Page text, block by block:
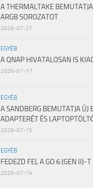
A THERMALTAKE
ARGB SOROZATOT
2026-07-27
EGYÉB
A QNAP HIVATALOSAN IS
2026-07-17
EGYÉB
A SANDBERG BEMUTATJA ÚJ
ADAPTERÉT ÉS
2026-07-15
EGYÉB
FEDEZD FEL A GO 6 (GEN II)-T
2026-07-14